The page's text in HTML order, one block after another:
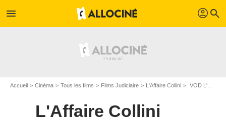
menu profil search
Accueil Cinéma Tous les films Films Judiciaire L'Affaire Collini VOD L'Affaire Collini
L'Affaire Collini